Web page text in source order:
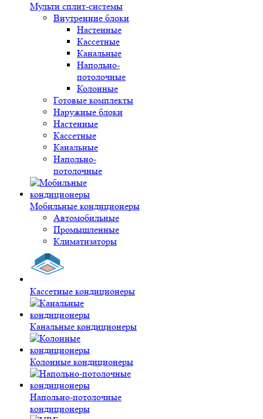
Мульти сплит-системы
Внутренние блоки
Настенные
Кассетные
Канальные
Напольно-
потолочные
Колонные
Готовые комплекты
Наружные блоки
Настенные
Кассетные
Канальные
Напольно-
потолочные
Мобильные кондиционеры
Автомобильные
Промышленные
Климатизаторы
Кассетные кондиционеры
Канальные кондиционеры
Колонные кондиционеры
Напольно-потолочные
кондиционеры